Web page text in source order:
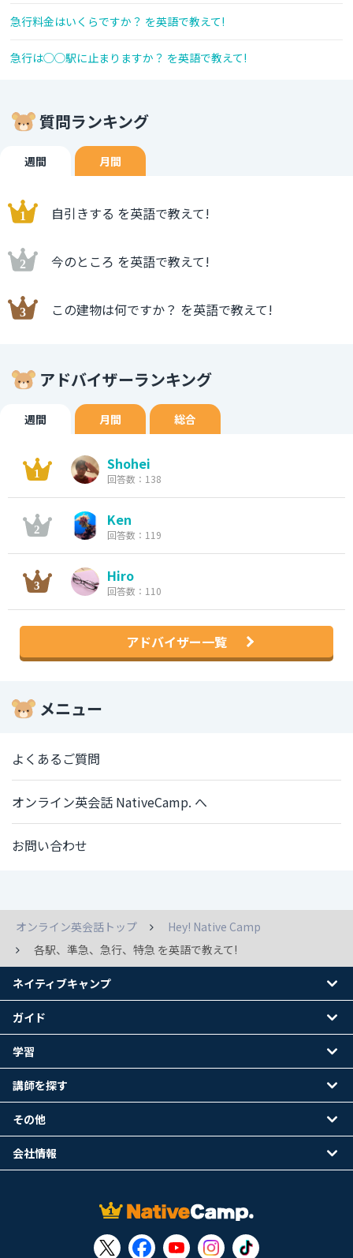
急行料金はいくらですか？ を英語で教えて!
急行は◯◯駅に止まりますか？ を英語で教えて!
質問ランキング
週間 月間
自引きする を英語で教えて!
今のところ を英語で教えて!
この建物は何ですか？ を英語で教えて!
アドバイザーランキング
週間 月間 総合
Shohei
回答数：138
Ken
回答数：119
Hiro
回答数：110
アドバイザー一覧
メニュー
よくあるご質問
オンライン英会話 NativeCamp. へ
お問い合わせ
オンライン英会話トップ
Hey! Native Camp
各駅、準急、急行、特急 を英語で教えて!
ネイティブキャンプ
ガイド
学習
講師を探す
その他
会社情報